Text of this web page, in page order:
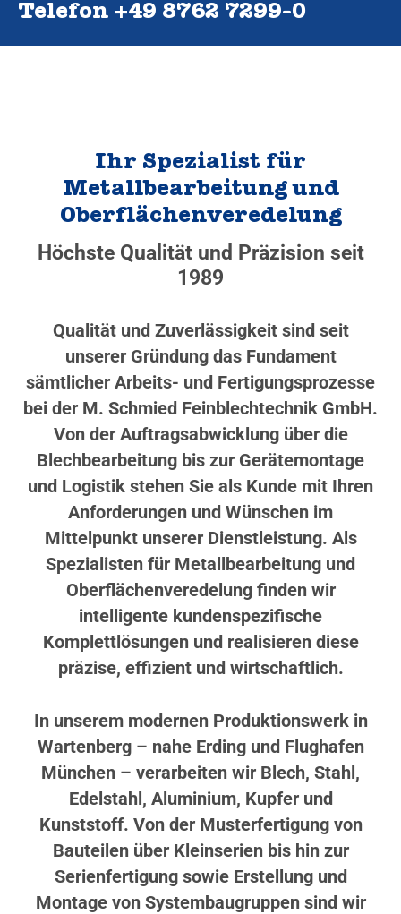
Telefon +49 8762 7299‑0
Ihr Spezialist für
Metallbearbeitung und
Oberflächenveredelung
Höchste Qualität und Präzision seit
1989
Qualität und Zuverlässigkeit sind seit
unserer Gründung das Fundament
sämtlicher Arbeits- und Fertigungsprozesse
bei der M. Schmied Feinblechtechnik GmbH.
Von der Auftragsabwicklung über die
Blechbearbeitung bis zur Gerätemontage
und Logistik stehen Sie als Kunde mit Ihren
Anforderungen und Wünschen im
Mittelpunkt unserer Dienstleistung. Als
Spezialisten für Metallbearbeitung und
Oberflächenveredelung finden wir
intelligente kundenspezifische
Komplettlösungen und realisieren diese
präzise, effizient und wirtschaftlich.
In unserem modernen Produktionswerk in
Wartenberg – nahe Erding und Flughafen
München – verarbeiten wir Blech, Stahl,
Edelstahl, Aluminium, Kupfer und
Kunststoff. Von der Musterfertigung von
Bauteilen über Kleinserien bis hin zur
Serienfertigung sowie Erstellung und
Montage von Systembaugruppen sind wir